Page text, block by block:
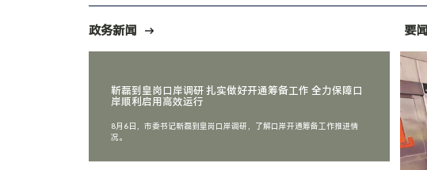
政务新闻
靳磊到皇岗口岸调研 扎实做好开通筹备工作 全力保障口
岸顺利启用高效运行
8月6日，市委书记靳磊到皇岗口岸调研，了解口岸开通筹备工作推进情
况。
要闻